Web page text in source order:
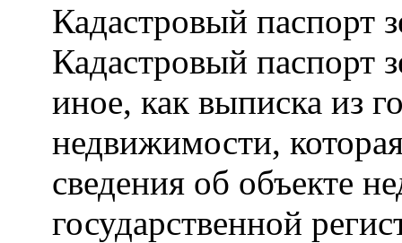
Кадастровый паспорт
Кадастровый паспорт
иное, как выписка из
недвижимости,
сведения об объекте
государственной